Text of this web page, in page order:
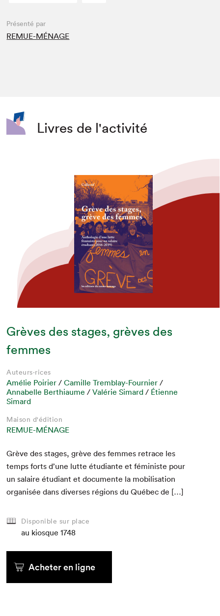
Présenté par
REMUE-MÉNAGE
Livres de l'activité
Grèves des stages, grèves des
femmes
Auteurs·rices
Amélie Poirier /Camille Tremblay-Fournier /
Annabelle Berthiaume /Valérie Simard / Étienne
Simard
Maison d'édition
REMUE-MÉNAGE
Grève des stages, grève des femmes retrace les
temps forts d’une lutte étu­di­ante et fémin­iste pour
un salaire étu­di­ant et doc­u­mente la mobil­i­sa­tion
organ­isée dans divers­es régions du Québec de […]
Disponible sur place
au kiosque 1748
Acheter en ligne